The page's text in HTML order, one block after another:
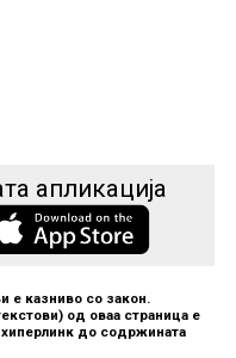
апликација
е казниво со закон.
од оваа страница е
до содржината